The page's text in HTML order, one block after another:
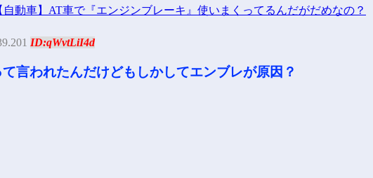
ID:qWvtLiI4d
言われたんだけどもしかしてエンブレが原因？